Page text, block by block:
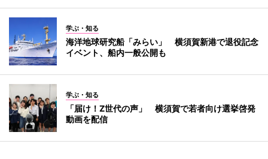
学ぶ・知る
海洋地球研究船「みらい」 横須賀新港で退役記念
イベント、船内一般公開も
学ぶ・知る
「届け！Z世代の声」 横須賀で若者向け選挙啓発
動画を配信